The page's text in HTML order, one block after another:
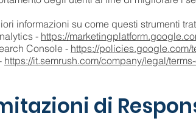
informazioni su come questi strumenti
- https://
Console - https://policies.google.com/
https://it.semrush.com/company/legal/
di